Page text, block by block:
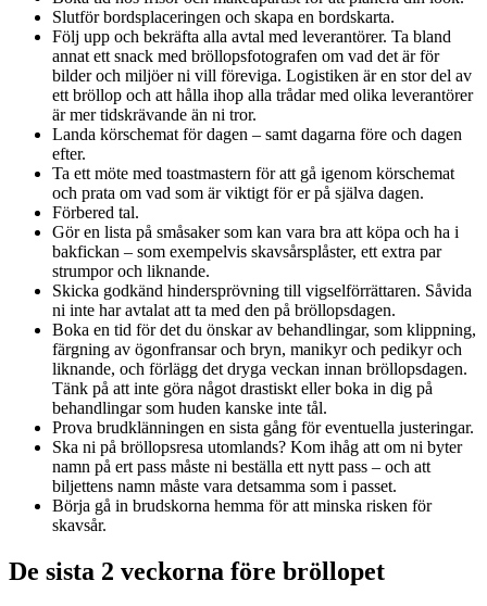
Slutför bordsplaceringen och skapa en bordskarta.
Följ upp och bekräfta alla avtal med leverantörer. Ta bland
annat ett snack med bröllopsfotografen om vad det är för
bilder och miljöer ni vill föreviga. Logistiken är en stor del av
ett bröllop och att hålla ihop alla trådar med olika leverantörer
är mer tidskrävande än ni tror.
Landa körschemat för dagen – samt dagarna före och dagen
efter.
Ta ett möte med toastmastern för att gå igenom körschemat
och prata om vad som är viktigt för er på själva dagen.
Förbered tal.
Gör en lista på småsaker som kan vara bra att köpa och ha i
bakfickan – som exempelvis skavsårsplåster, ett extra par
strumpor och liknande.
Skicka godkänd hindersprövning till vigselförrättaren. Såvida
ni inte har avtalat att ta med den på bröllopsdagen.
Boka en tid för det du önskar av behandlingar, som klippning,
färgning av ögonfransar och bryn, manikyr och pedikyr och
liknande, och förlägg det dryga veckan innan bröllopsdagen.
Tänk på att inte göra något drastiskt eller boka in dig på
behandlingar som huden kanske inte tål.
Prova brudklänningen en sista gång för eventuella justeringar.
Ska ni på bröllopsresa utomlands? Kom ihåg att om ni byter
namn på ert pass måste ni beställa ett nytt pass – och att
biljettens namn måste vara detsamma som i passet.
Börja gå in brudskorna hemma för att minska risken för
skavsår.
De sista 2 veckorna före bröllopet